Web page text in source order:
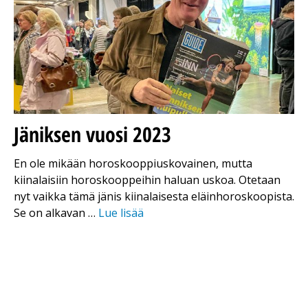
Jäniksen vuosi 2023
En ole mikään horoskooppiuskovainen, mutta
kiinalaisiin horoskooppeihin haluan uskoa. Otetaan
nyt vaikka tämä jänis kiinalaisesta eläinhoroskoopista.
Se on alkavan … Lue lisää